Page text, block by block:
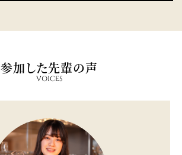
VOICES
参加した先輩の声